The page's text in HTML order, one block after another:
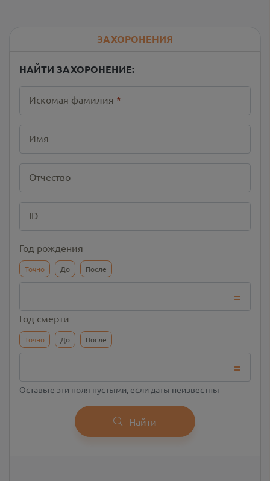
ЗАХОРОНЕНИЯ
НАЙТИ ЗАХОРОНЕНИЕ:
Искомая фамилия *
Имя
Отчество
ID
Год рождения
Точно До После
=
Год смерти
Точно До После
=
Оставьте эти поля пустыми, если даты неизвестны
Найти